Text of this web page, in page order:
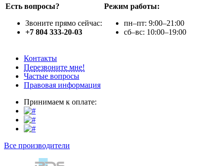
Есть вопросы?
Звоните прямо сейчас:
+7 804 333-20-03
Режим работы:
пн–пт: 9:00–21:00
сб–вс: 10:00–19:00
Контакты
Перезвоните мне!
Частые вопросы
Правовая информация
Принимаем к оплате:
Все производители